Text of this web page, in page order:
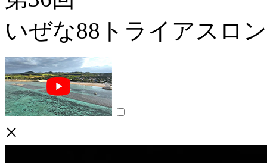
いぜな88トライアスロ
×